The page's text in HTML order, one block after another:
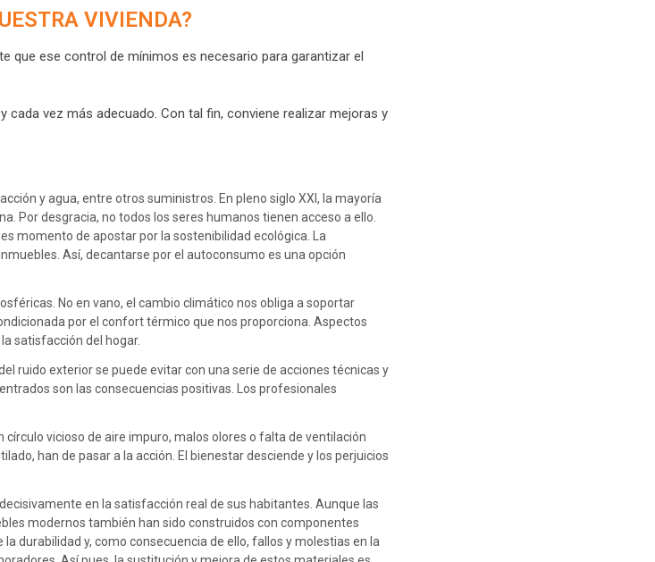
VIVIENDA?
que ese control de mínimos es necesario para garantizar el
vez más adecuado. Con tal fin, conviene realizar mejoras y
y agua, entre otros suministros. En pleno siglo XXI, la mayoría
Por desgracia, no todos los seres humanos tienen acceso a ello.
momento de apostar por la sostenibilidad ecológica. La
Así, decantarse por el autoconsumo es una opción
No en vano, el cambio climático nos obliga a soportar
por el confort térmico que nos proporciona. Aspectos
satisfacción del hogar.
ruido exterior se puede evitar con una serie de acciones técnicas y
son las consecuencias positivas. Los profesionales
vicioso de aire impuro, malos olores o falta de ventilación
han de pasar a la acción. El bienestar desciende y los perjuicios
en la satisfacción real de sus habitantes. Aunque las
modernos también han sido construidos con componentes
durabilidad y, como consecuencia de ello, fallos y molestias en la